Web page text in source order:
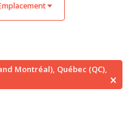
Montréal), Québec (QC),